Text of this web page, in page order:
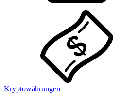
Kryptowährungen